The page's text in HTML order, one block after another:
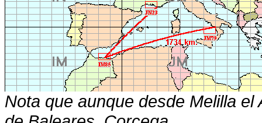
Nota que aunque desde Melilla